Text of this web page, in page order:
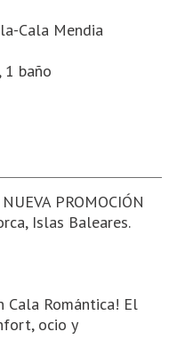
Cala Mendia
1 baño
PROMOCIÓN
Islas Baleares.
Cala Romántica! El
ocio y